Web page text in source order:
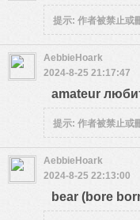
提示: 作者被禁止或
AebbieHoark
2024-8-25 21:17:47
amateur
提示: 作者被禁止或
AebbieHoark
2024-8-25 22:13:00
bear (bore